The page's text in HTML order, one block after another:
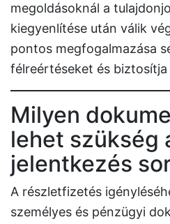
megoldásoknál a
kiegyenlítése után válik
pontos megfogalmazása
félreértéseket és
Milyen
lehet szükség
jelentkezés
A részletfizetés
személyes és pénzügyi